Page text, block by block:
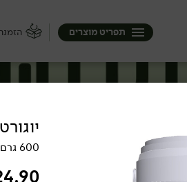
תפריט מוצרים
יוגורט
600 גרם